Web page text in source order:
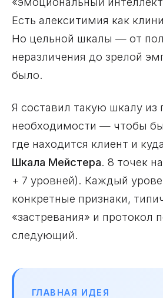
Есть алекситимия как
Но цельной шкалы — от
неразличения до зрелой
было.
Я составил такую шкалу из
необходимости — чтобы
где находится клиент и
Шкала Мейстера. 8 точек
+ 7 уровней). Каждый
конкретные признаки,
«застревания» и протокол
следующий.
ГЛАВНАЯ ИДЕЯ